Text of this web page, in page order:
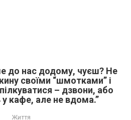
до нас додому, чуєш? Не
своїми “шмотками” і
– дзвони, або
у кафе, але не вдома.”
Життя